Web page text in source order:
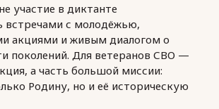
участие в диктанте
встречами с молодёжью,
акциями и живым диалогом о
поколений. Для ветеранов СВО —
а часть большой миссии:
Родину, но и её историческую